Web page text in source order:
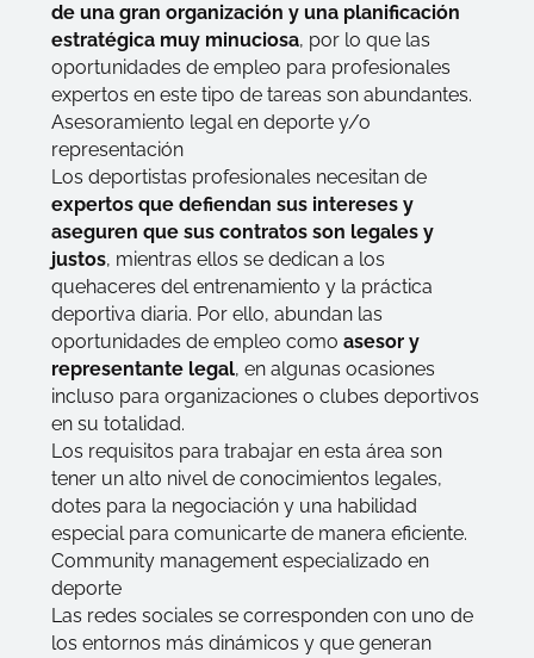
de una gran organización y una planificación
estratégica muy minuciosa, por lo que las
oportunidades de empleo para profesionales
expertos en este tipo de tareas son abundantes.
Asesoramiento legal en deporte y/o
representación
Los deportistas profesionales necesitan de
expertos que defiendan sus intereses y
aseguren que sus contratos son legales y
justos, mientras ellos se dedican a los
quehaceres del entrenamiento y la práctica
deportiva diaria. Por ello, abundan las
oportunidades de empleo comoasesor y
representante legal, en algunas ocasiones
incluso para organizaciones o clubes deportivos
en su totalidad.
Los requisitos para trabajar en esta área son
tener un alto nivel de conocimientos legales,
dotes para la negociación y una habilidad
especial para comunicarte de manera eficiente.
Community management especializado en
deporte
Las redes sociales se corresponden con uno de
los entornos más dinámicos y que generan